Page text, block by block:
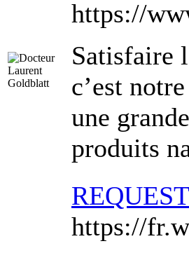
https://
Satisfaire
c’est
une
produits
https://